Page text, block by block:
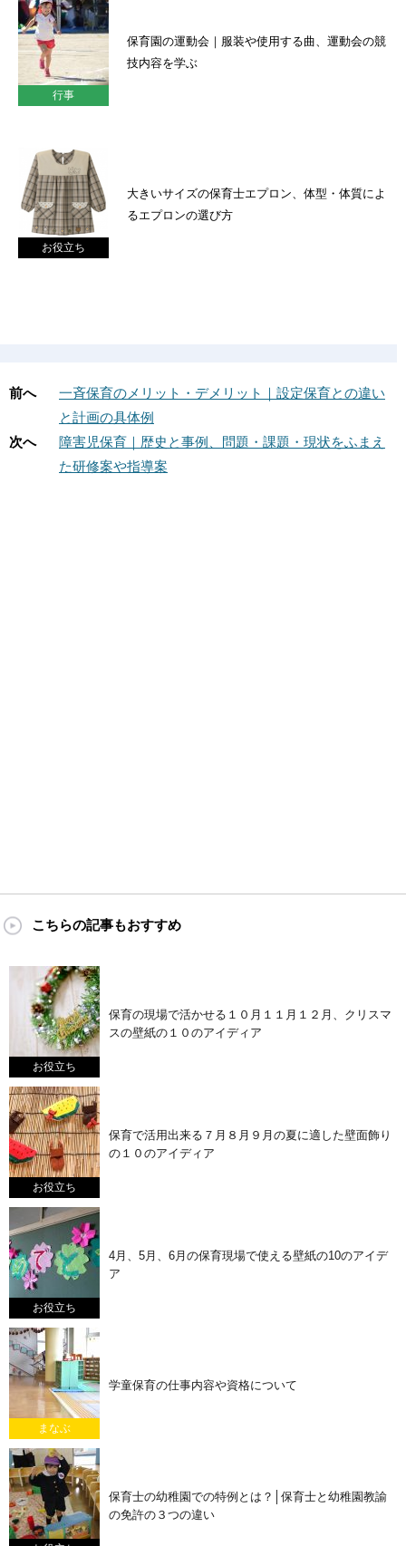
行事
保育園の運動会｜服装や使用する曲、運動会の競
技内容を学ぶ
お役立ち
大きいサイズの保育士エプロン、体型・体質によ
るエプロンの選び方
前へ
一斉保育のメリット・デメリット｜設定保育との違い
と計画の具体例
次へ
障害児保育｜歴史と事例、問題・課題・現状をふまえ
た研修案や指導案
こちらの記事もおすすめ
お役立ち
保育の現場で活かせる１０月１１月１２月、クリスマ
スの壁紙の１０のアイディア
お役立ち
保育で活用出来る７月８月９月の夏に適した壁面飾り
の１０のアイディア
お役立ち
4月、5月、6月の保育現場で使える壁紙の10のアイデ
ア
まなぶ
学童保育の仕事内容や資格について
保育士の幼稚園での特例とは？│保育士と幼稚園教諭
の免許の３つの違い